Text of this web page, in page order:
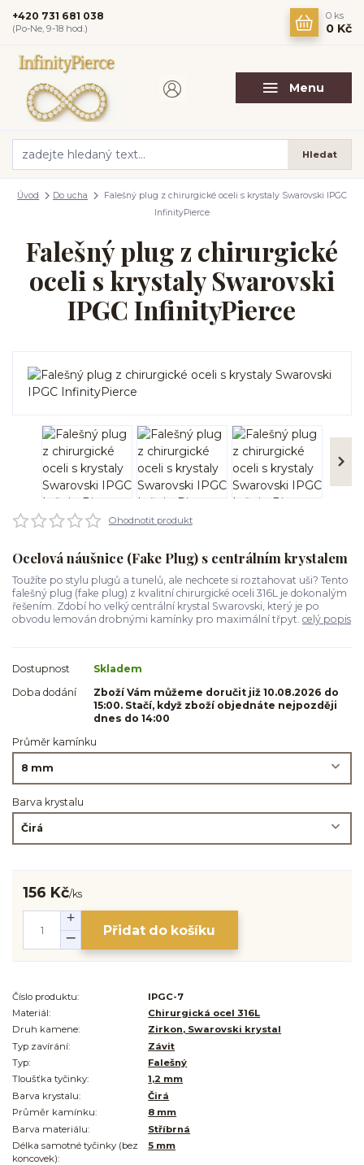
Menu
Hledat
+420 731 681 038
(Po-Ne, 9-18 hod.)
0 ks
0 Kč
Úvod Do ucha
Falešný plug z chirurgické oceli s krystaly Swarovski IPGC
InfinityPierce
Falešný plug z chirurgické
oceli s krystaly Swarovski
IPGC InfinityPierce
Ohodnotit produkt
Ocelová náušnice (Fake Plug) s centrálním krystalem
Toužíte po stylu plugů a tunelů, ale nechcete si roztahovat uši? Tento
falešný plug (fake plug) z kvalitní chirurgické oceli 316L je dokonalým
řešením. Zdobí ho velký centrální krystal Swarovski, který je po
obvodu lemován drobnými kamínky pro maximální třpyt. celý popis
Dostupnost
Skladem
Doba dodání
Zboží Vám můžeme doručit již 10.08.2026 do
15:00. Stačí, když zboží objednáte nejpozději
dnes do 14:00
Průměr kamínku
Barva krystalu
156 Kč/ks
Přidat do košíku
Číslo produktu:
IPGC-7
Materiál:
Chirurgická ocel 316L
Druh kamene:
Zirkon, Swarovski krystal
Typ zavírání:
Závit
Typ:
Falešný
Tloušťka tyčinky:
1,2 mm
Barva krystalu:
Čirá
Průměr kamínku:
8 mm
Barva materiálu:
Stříbrná
Délka samotné tyčinky (bez
koncovek):
5 mm